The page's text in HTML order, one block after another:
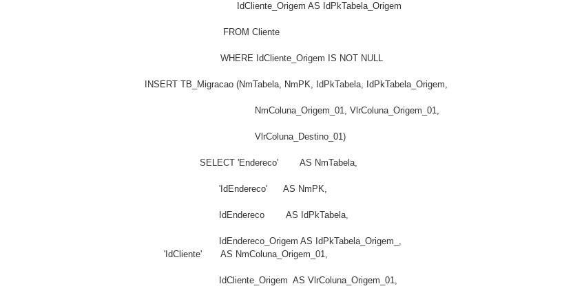
		       IdCliente_Origem AS IdPkTabela_Origem
		  FROM Cliente
		 WHERE IdCliente_Origem IS NOT NULL
INSERT TB_Migracao (NmTabela, NmPK, IdPkTabela, IdPkTabela_Origem,
		                    NmColuna_Origem_01, VlrColuna_Origem_01,
		                    VlrColuna_Destino_01)
		SELECT 'Endereco'        AS NmTabela,
		       'IdEndereco'      AS NmPK,
		       IdEndereco        AS IdPkTabela,
		       IdEndereco_Origem AS IdPkTabela_Origem_,
       'IdCliente'       AS NmColuna_Origem_01,
		       IdCliente_Origem  AS VlrColuna_Origem_01,